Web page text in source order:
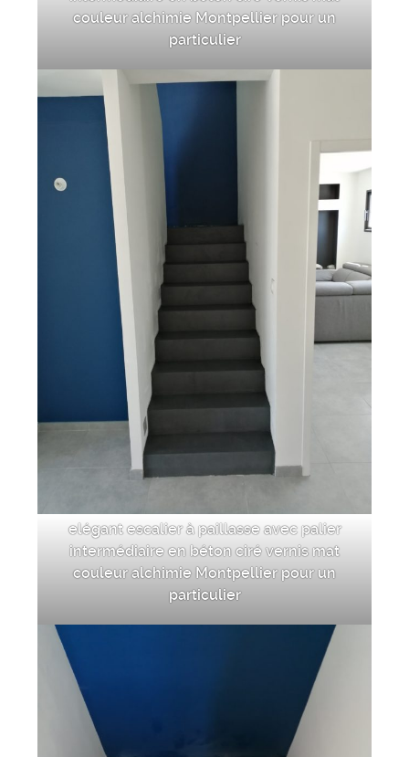
couleur alchimie Montpellier pour un
particulier
elégant escalier à paillasse avec palier
intermédiaire en béton ciré vernis mat
couleur alchimie Montpellier pour un
particulier